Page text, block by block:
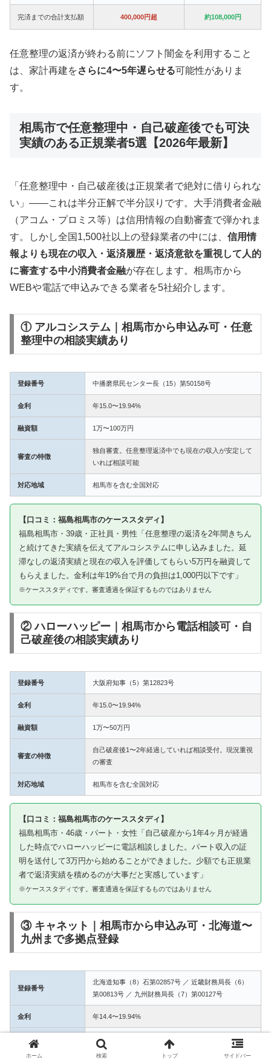
完済までの合計支払額 400,000円超 約108,000円
任意整理の返済が終わる前にソフト闇金を利用すること
は、家計再建をさらに4〜5年遅らせる可能性がありま
す。
相馬市で任意整理中・自己破産後でも可決
実績のある正規業者5選【2026年最新】
「任意整理中・自己破産後は正規業者で絶対に借りられな
い」——これは半分正解で半分誤りです。大手消費者金融
（アコム・プロミス等）は信用情報の自動審査で弾かれま
す。しかし全国1,500社以上の登録業者の中には、 信用情
報よりも現在の収入・返済履歴・返済意欲を重視して人的
に審査する中小消費者金融が存在します。相馬市から
WEBや電話で申込みできる業者を5社紹介します。
① アルコシステム｜相馬市から申込み可・任意
整理中の相談実績あり
登録番号 中播磨県民センター長（15）第50158号
金利 年15.0〜19.94%
融資額 1万〜100万円
審査の特徴
独自審査。任意整理返済中でも現在の収入が安定して
いれば相談可能
対応地域 相馬市を含む全国対応
【口コミ：福島相馬市のケーススタディ】
福島相馬市・39歳・正社員・男性「任意整理の返済を2年間きちん
と続けてきた実績を伝えてアルコシステムに申し込みました。延
滞なしの返済実績と現在の収入を評価してもらい5万円を融資して
もらえました。金利は年19%台で月の負担は1,000円以下です」
※ケーススタディです。審査通過を保証するものではありません
② ハローハッピー｜相馬市から電話相談可・自
己破産後の相談実績あり
登録番号 大阪府知事（5）第12823号
金利 年15.0〜19.94%
融資額 1万〜50万円
審査の特徴
自己破産後1〜2年経過していれば相談受付。現況重視
の審査
対応地域 相馬市を含む全国対応
【口コミ：福島相馬市のケーススタディ】
福島相馬市・46歳・パート・女性「自己破産から1年4ヶ月が経過
した時点でハローハッピーに電話相談しました。パート収入の証
明を送付して3万円から始めることができました。少額でも正規業
者で返済実績を積めるのが大事だと実感しています」
※ケーススタディです。審査通過を保証するものではありません
③ キャネット｜相馬市から申込み可・北海道〜
九州まで多拠点登録
登録番号
北海道知事（8）石第02857号 ／ 近畿財務局長（6）
第00813号 ／ 九州財務局長（7）第00127号
金利 年14.4〜19.94%
融資額 1万〜50万円
ホーム 検索 トップ サイドバー